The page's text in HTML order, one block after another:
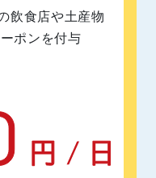
飲食店や土産物
ポンを付与